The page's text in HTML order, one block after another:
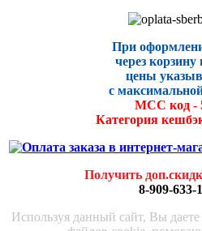
При
через корзину
цены
с максималь
МСС код -
Категория
Получить
8-909-633-
Используя данный сайт, Вы даете